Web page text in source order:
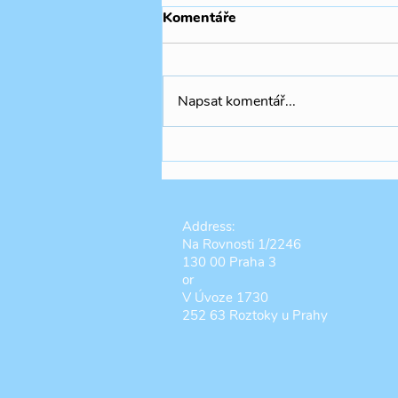
Komentáře
Napsat komentář...
Address:
Na Rovnosti 1/2246
130 00 Praha 3
or
V Úvoze 1730
252 63 Roztoky u Prahy